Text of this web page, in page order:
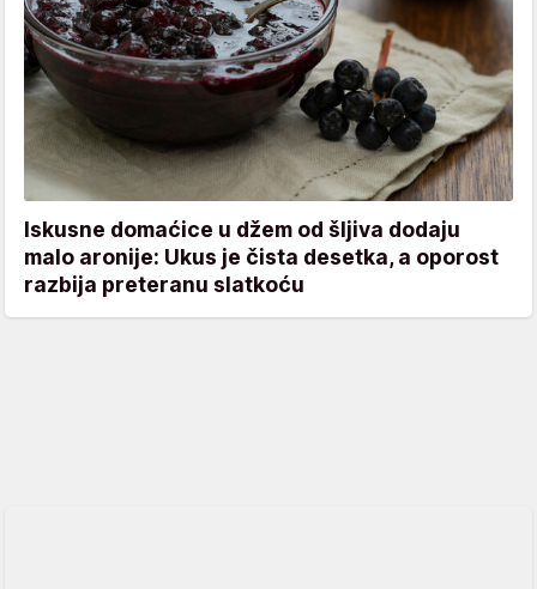
Iskusne domaćice u džem od šljiva dodaju
malo aronije: Ukus je čista desetka, a oporost
razbija preteranu slatkoću